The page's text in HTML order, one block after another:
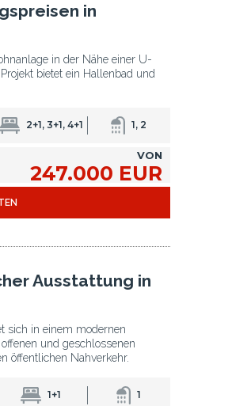
in
in der Nähe einer U-
bietet ein Hallenbad und
2+1, 3+1, 4+1 1, 2
VON
247.000 EUR
Ausstattung in
sich in einem modernen
und geschlossenen
öffentlichen Nahverkehr.
1+1 1